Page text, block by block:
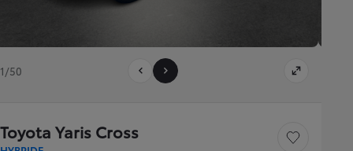
1/50
Toyota Yaris Cross Sauvegarder le